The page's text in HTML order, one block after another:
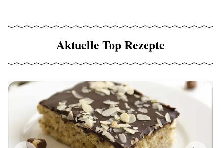
Aktuelle Top Rezepte